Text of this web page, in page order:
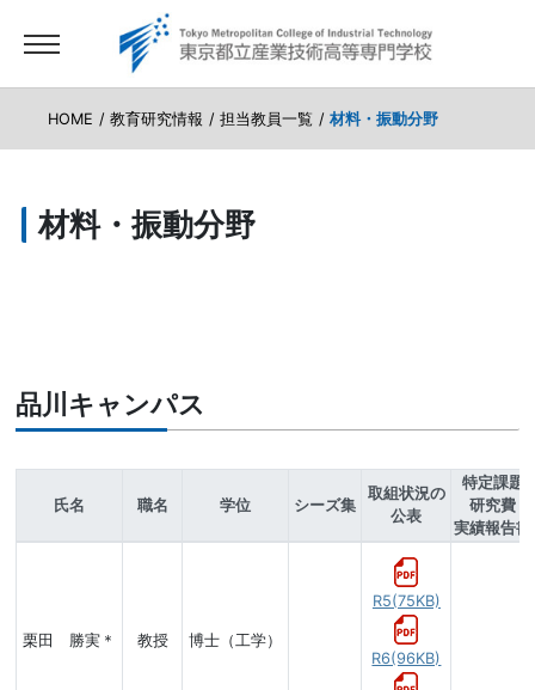
HOME 教育研究情報 担当教員一覧 材料・振動分野
材料・振動分野
品川キャンパス
氏名 職名 学位 シーズ集
取組状況の
公表
特定課題
研究費
実績報告書
栗田 勝実＊ 教授 博士（工学）
R5(75KB)
R6(96KB)